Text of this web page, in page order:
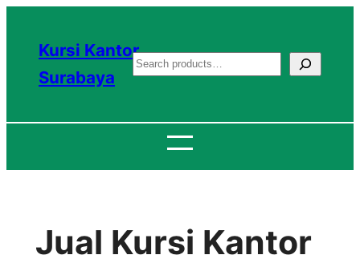
konten
Kursi Kantor
Surabaya
S
a
c
Jual Kursi Kantor